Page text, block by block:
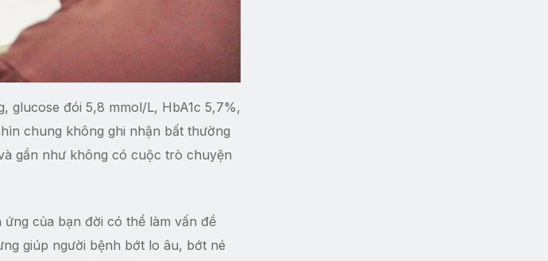
glucose đói 5,8 mmol/L, HbA1c 5,7%,
chung không ghi nhận bất thường
gần như không có cuộc trò chuyện
của bạn đời có thể làm vấn đề
giúp người bệnh bớt lo âu, bớt né